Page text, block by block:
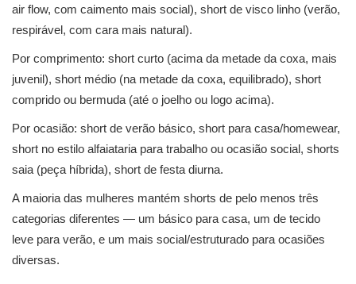
air flow, com caimento mais social), short de visco linho (verão,
respirável, com cara mais natural).
Por comprimento: short curto (acima da metade da coxa, mais
juvenil), short médio (na metade da coxa, equilibrado), short
comprido ou bermuda (até o joelho ou logo acima).
Por ocasião: short de verão básico, short para casa/homewear,
short no estilo alfaiataria para trabalho ou ocasião social, shorts
saia (peça híbrida), short de festa diurna.
A maioria das mulheres mantém shorts de pelo menos três
categorias diferentes — um básico para casa, um de tecido
leve para verão, e um mais social/estruturado para ocasiões
diversas.